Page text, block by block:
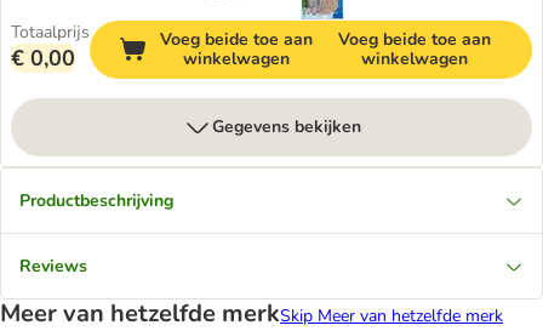
Totaalprijs
€ 0,00
Voeg beide toe aan
winkelwagen
Voeg beide toe aan
winkelwagen
Gegevens bekijken
Productbeschrijving
Reviews
Meer van hetzelfde merkSkip Meer van hetzelfde merk